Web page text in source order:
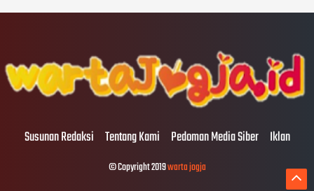
Susunan Redaksi Tentang Kami Pedoman Media Siber Iklan
© Copyright 2019warta jogja